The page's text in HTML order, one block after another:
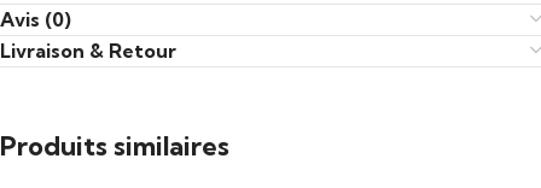
à tous types de cheveux
Affichage digital précis avec 12 réglages de température pour
Technologie bivolt automatique compatible avec toutes les
Avis (0)
Livraison & Retour
Produits similaires